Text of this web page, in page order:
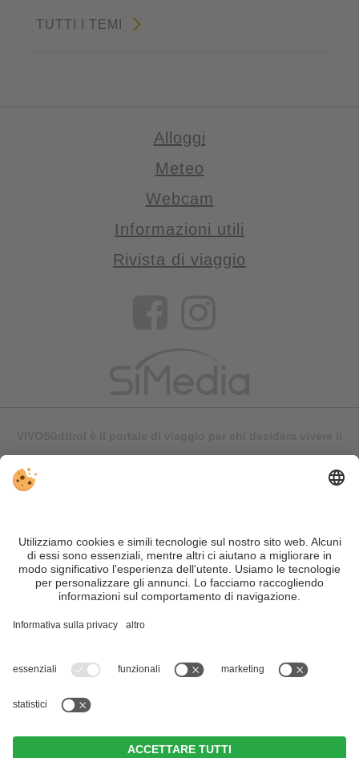
TUTTI I TEMI
Alloggi
Meteo
Webcam
Informazioni utili
Rivista di viaggio
contenuti, si possono verificare errori. Non garantiamo la
correttezza e la completezza di tutte le informazioni. Per
motivi di sicurezza, si prega di verificare chiedendo
direttamente sul posto all'organizzatore.
Sitemap| Editoria& Direttiva privacy |Impostazioni cookie individuali